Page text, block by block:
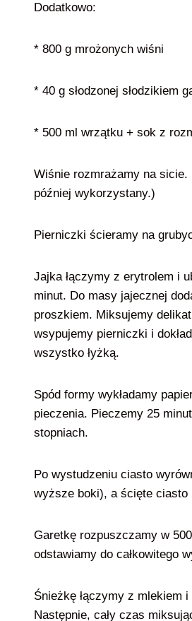
Dodatkowo:
* 800 g mrożonych wiśni
* 40 g słodzonej słodzikiem
* 500 ml wrzątku + sok z
Wiśnie rozmrażamy na sicie.
później wykorzystany.)
Pierniczki ścieramy na
Jajka łączymy z erytrolem i
minut. Do masy jajecznej
proszkiem. Miksujemy
wsypujemy pierniczki i
wszystko łyżką.
Spód formy wykładamy
pieczenia. Pieczemy 25
stopniach.
Po wystudzeniu ciasto
wyższe boki), a ścięte ciasto
Garetkę rozpuszczamy w
odstawiamy do całkowitego
Śnieżkę łączymy z mlekiem i
Następnie, cały czas